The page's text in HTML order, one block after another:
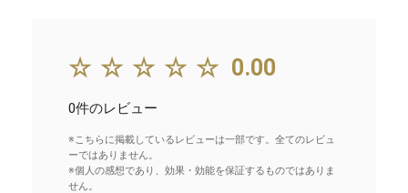
☆☆☆☆☆ 0.00
0件のレビュー
※こちらに掲載しているレビューは一部です。全てのレビュ
ーではありません。
※個人の感想であり、効果・効能を保証するものではありま
せん。